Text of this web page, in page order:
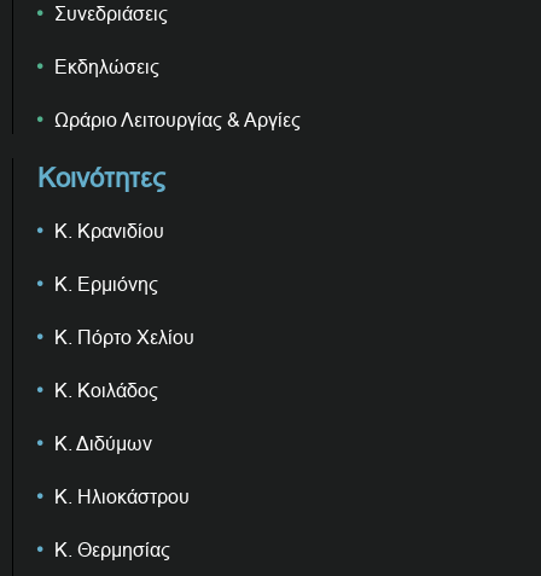
Συνεδριάσεις
Εκδηλώσεις
Ωράριο Λειτουργίας & Αργίες
Κοινότητες
Κ. Κρανιδίου
Κ. Ερμιόνης
Κ. Πόρτο Χελίου
Κ. Κοιλάδος
Κ. Διδύμων
Κ. Ηλιοκάστρου
Κ. Θερμησίας